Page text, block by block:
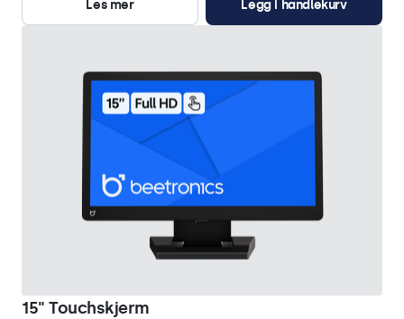
Les mer Legg i handlekurv
15" Touchskjerm